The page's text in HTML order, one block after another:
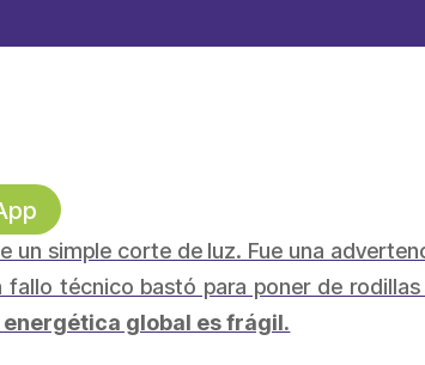
un simple corte de luz. Fue una
técnico bastó para poner de
global es frágil.